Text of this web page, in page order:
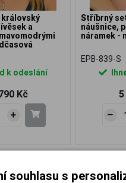
a
k odeslání
Kč
Stříbrný
náušnice,
náramek -
EPB-839-S
souhlasu s